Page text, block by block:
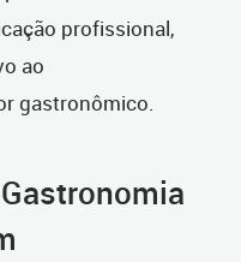
profissional,
ao
gastronômico.